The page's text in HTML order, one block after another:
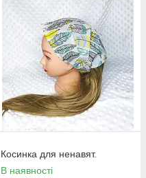
Косинка для ненавят.
В наявності